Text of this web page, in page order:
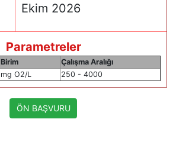
Ekim 2026
Parametreler
Birim
Çalışma Aralığı
mg O2/L 250 - 4000
ÖN BAŞVURU